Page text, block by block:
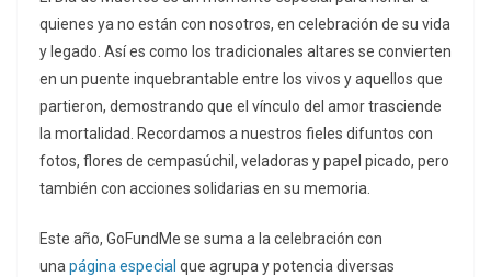
quienes ya no están con nosotros, en celebración de su vida
y legado. Así es como los tradicionales altares se convierten
en un puente inquebrantable entre los vivos y aquellos que
partieron, demostrando que el vínculo del amor trasciende
la mortalidad. Recordamos a nuestros fieles difuntos con
fotos, flores de cempasúchil, veladoras y papel picado, pero
también con acciones solidarias en su memoria.
Este año, GoFundMe se suma a la celebración con
una página especial que agrupa y potencia diversas